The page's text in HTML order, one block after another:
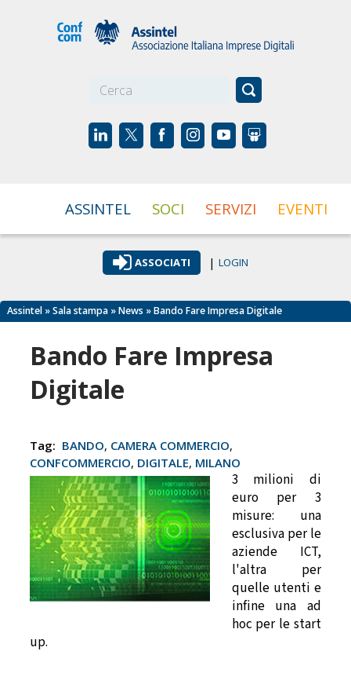
ASSINTEL SOCI SERVIZI EVENTI
ASSOCIATI | LOGIN
Assintel »Sala stampa »News » Bando Fare Impresa Digitale
Bando Fare Impresa
Digitale
Tag: BANDO, CAMERA COMMERCIO,
CONFCOMMERCIO, DIGITALE, MILANO
3 milioni di
euro per 3
misure: una
esclusiva per le
aziende ICT,
l'altra per
quelle utenti e
infine una ad
hoc per le start
up.